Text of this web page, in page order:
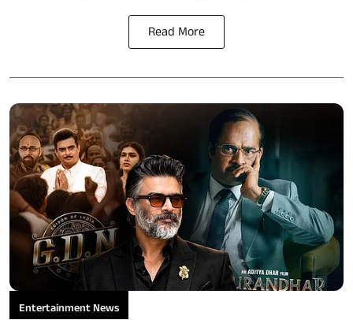
Read More
Entertainment News